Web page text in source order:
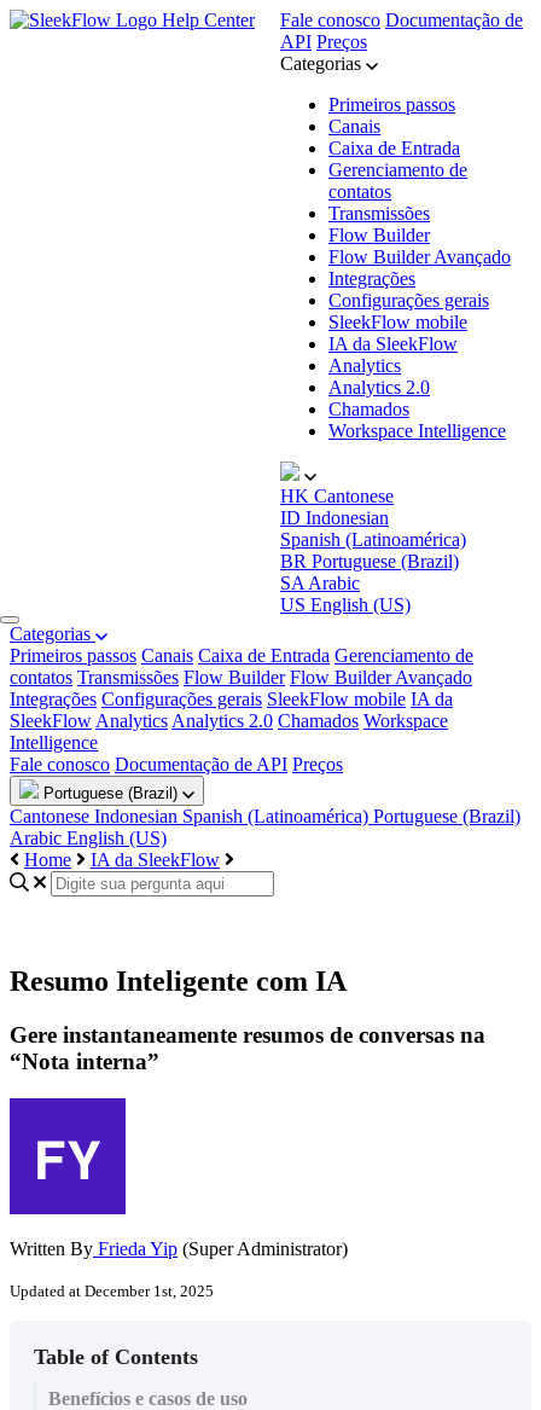
Help Center Fale conosco Documentação de
API Preços
Categorias
Primeiros passos
Canais
Caixa de Entrada
Gerenciamento de
contatos
Transmissões
Flow Builder
Flow Builder Avançado
Integrações
Configurações gerais
SleekFlow mobile
IA da SleekFlow
Analytics
Analytics 2.0
Chamados
Workspace Intelligence
HK Cantonese
ID Indonesian
Spanish (Latinoamérica)
BR Portuguese (Brazil)
SA Arabic
US English (US)
Categorias
Primeiros passos Canais Caixa de Entrada Gerenciamento de
contatos Transmissões Flow Builder Flow Builder Avançado
Integrações Configurações gerais SleekFlow mobile IA da
SleekFlow Analytics Analytics 2.0 Chamados Workspace
Intelligence
Fale conosco Documentação de API Preços
Portuguese (Brazil)
Cantonese Indonesian Spanish (Latinoamérica) Portuguese (Brazil)
Arabic English (US)
Home
IA da SleekFlow
Resumo Inteligente com IA
Gere instantaneamente resumos de conversas na
“Nota interna”
Written By Frieda Yip (Super Administrator)
Updated at December 1st, 2025
Table of Contents
Benefícios e casos de uso